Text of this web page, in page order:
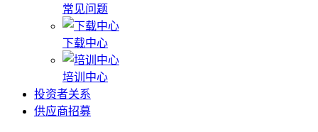
常见问题
下载中心
培训中心
投资者关系
供应商招募